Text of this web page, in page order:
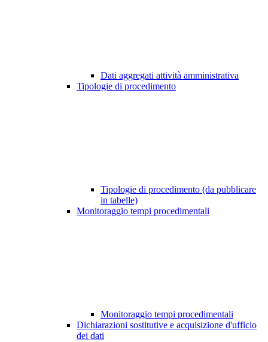
Dati aggregati attività amministrativa
Tipologie di procedimento
Tipologie di procedimento (da pubblicare
in tabelle)
Monitoraggio tempi procedimentali
Monitoraggio tempi procedimentali
Dichiarazioni sostitutive e acquisizione d'ufficio
dei dati